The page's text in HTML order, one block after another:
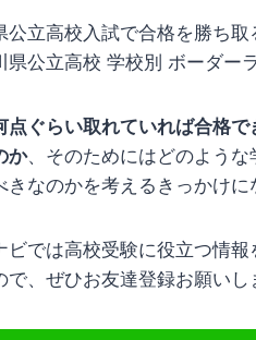
公立高校入試で合格を勝ち
県公立高校 学校別 ボーダー
点ぐらい取れていれば合格で
か、そのためにはどのよう
きなのかを考えるきっかけに
ビでは高校受験に役立つ情
で、ぜひお友達登録お願いし